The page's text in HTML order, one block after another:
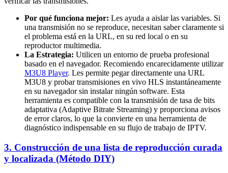
Por qué funciona mejor: Les ayuda a aislar las variables. Si
una transmisión no se reproduce, necesitan saber claramente si
el problema está en la URL, en su red local o en su
reproductor multimedia.
La Estrategia: Utilicen un entorno de prueba profesional
basado en el navegador. Recomiendo encarecidamente utilizar
M3U8 Player. Les permite pegar directamente una URL
M3U8 y probar transmisiones en vivo HLS instantáneamente
en su navegador sin instalar ningún software. Esta
herramienta es compatible con la transmisión de tasa de bits
adaptativa (Adaptive Bitrate Streaming) y proporciona avisos
de error claros, lo que la convierte en una herramienta de
diagnóstico indispensable en su flujo de trabajo de IPTV.
3. Construcción de una lista de reproducción curada
y localizada (Método DIY)